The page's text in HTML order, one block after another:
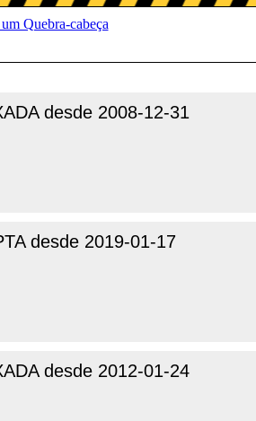
desde 2008-12-31
desde 2019-01-17
desde 2012-01-24